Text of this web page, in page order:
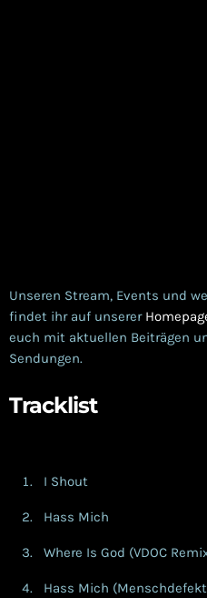
Unseren Stream, Events und
findet ihr auf unserer
euch mit aktuellen Beiträgen
Sendungen.
Tracklist
I Shout
Hass Mich
Where Is God (VDOC
Hass Mich